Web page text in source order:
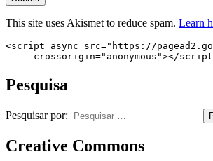
This site uses Akismet to reduce spam. Learn
<script async src="https://
crossorigin="anonymous"></
Pesquisa
Pesquisar por:
Creative Commons